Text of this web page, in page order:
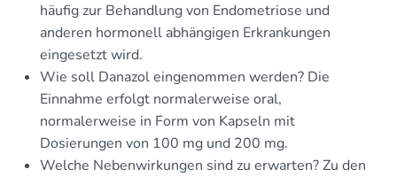
häufig zur Behandlung von Endometriose und
anderen hormonell abhängigen Erkrankungen
eingesetzt wird.
Wie soll Danazol eingenommen werden? Die
Einnahme erfolgt normalerweise oral,
normalerweise in Form von Kapseln mit
Dosierungen von 100 mg und 200 mg.
Welche Nebenwirkungen sind zu erwarten? Zu den